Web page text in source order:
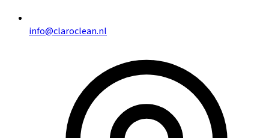
info@claroclean.nl